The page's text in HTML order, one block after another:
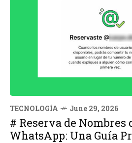
TECNOLOGÍA June 29, 2026
# Reserva de Nombres
WhatsApp: Una Guía